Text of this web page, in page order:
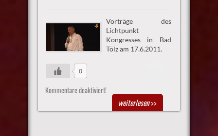
Vorträge des
Lichtpunkt
Kongresses in Bad
Tölz am 17.6.2011.
0
Kommentare deaktiviert!
weiterlesen>>